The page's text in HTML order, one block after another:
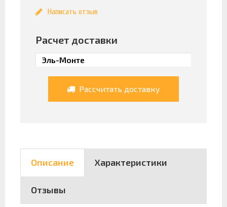
Написать отзыв
Расчет доставки
Рассчитать доставку
Описание Характеристики
Отзывы